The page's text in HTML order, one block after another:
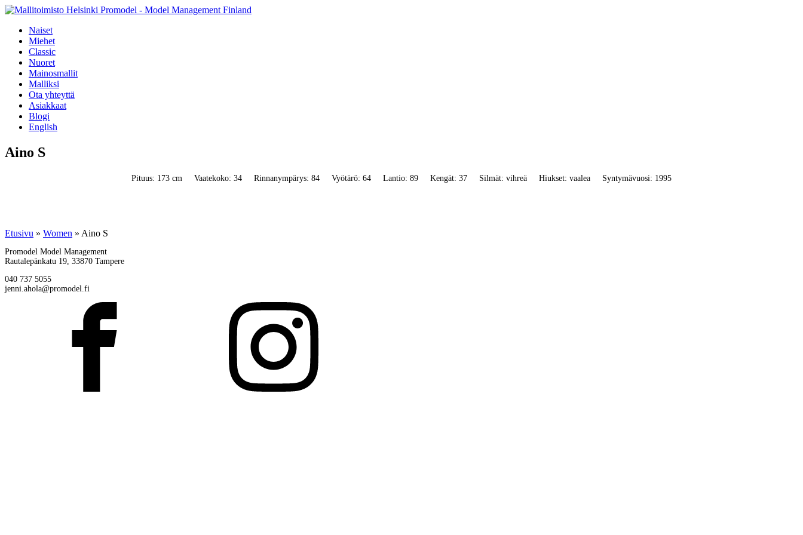
Naiset
Miehet
Classic
Nuoret
Mainosmallit
Malliksi
Ota yhteyttä
Asiakkaat
Blogi
English
Aino S
Pituus: 173 cm Vaatekoko: 34 Rinnanympärys: 84 Vyötärö: 64 Lantio: 89 Kengät: 37 Silmät: vihreä Hiukset: vaalea Syntymävuosi: 1995
Etusivu » Women » Aino S
Promodel Model Management
Rautalepänkatu 19, 33870 Tampere
040 737 5055
jenni.ahola@promodel.fi